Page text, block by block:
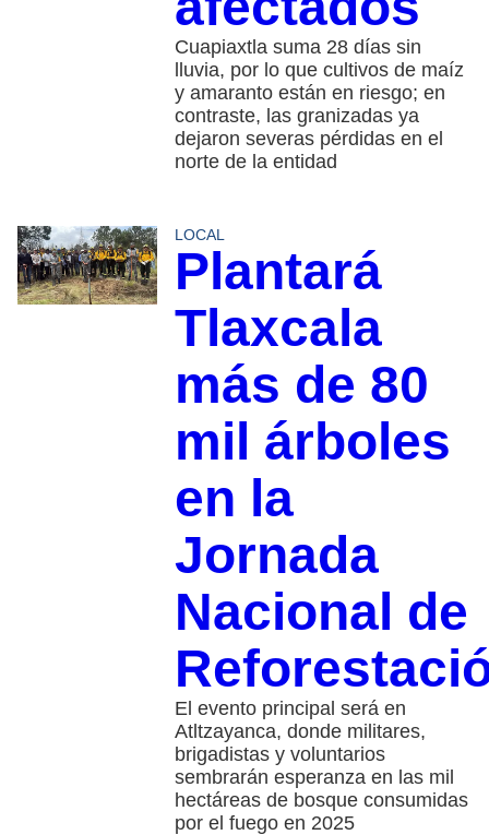
Cuapiaxtla suma 28 días sin
lluvia, por lo que cultivos de maíz
y amaranto están en riesgo; en
contraste, las granizadas ya
dejaron severas pérdidas en el
norte de la entidad
LOCAL
Plantará
Tlaxcala
más de 80
mil árboles
en la
Jornada
Nacional de
El evento principal será en
Atltzayanca, donde militares,
brigadistas y voluntarios
sembrarán esperanza en las mil
hectáreas de bosque consumidas
por el fuego en 2025